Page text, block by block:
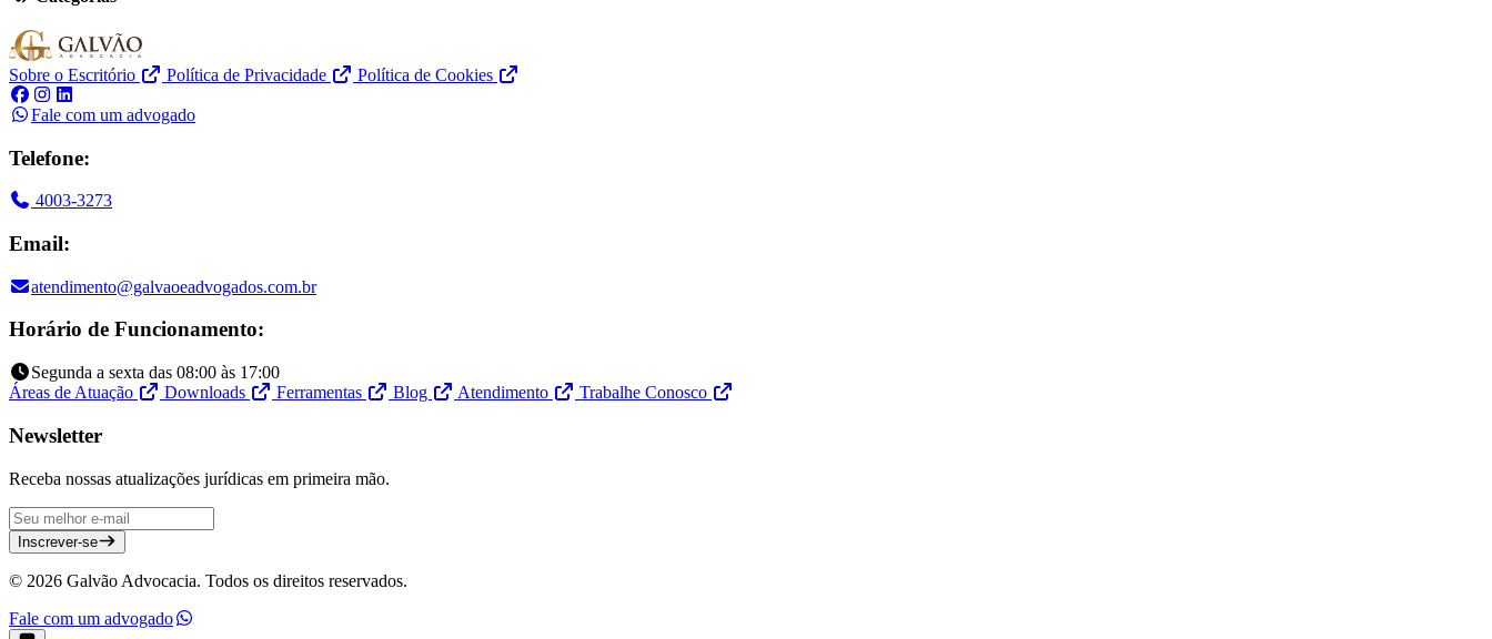
Sobre o Escritório Política de Privacidade Política de Cookies
Fale com um advogado
Telefone:
4003-3273
Email:
atendimento@galvaoeadvogados.com.br
Horário de Funcionamento:
Segunda a sexta das 08:00 às 17:00
Áreas de Atuação
Downloads Ferramentas Blog Atendimento Trabalhe Conosco
Newsletter
Receba nossas atualizações jurídicas em primeira mão.
Inscrever-se
© 2026 Galvão Advocacia. Todos os direitos reservados.
Fale com um advogado